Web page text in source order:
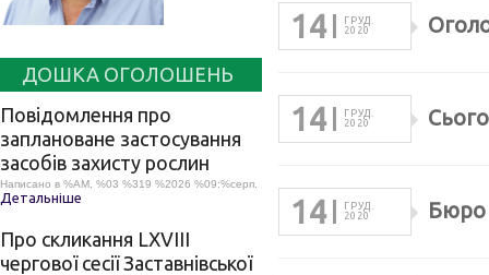
ДОШКА ОГОЛОШЕНЬ
Повідомлення про
заплановане застосування
засобів захисту рослин
Написано в %AM, %03 %319 %2026 %09:%серп.
Детальніше
Про скликання LХVІІІ
чергової сесії Заставнівської
14
ГРУД.
2020
14
ГРУД.
2020
14
ГРУД.
2020
Бюро